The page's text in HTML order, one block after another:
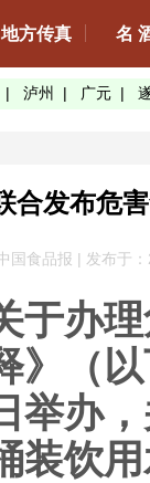
地方传真 名
| 泸州 | 广元 |
合发布危
国食品报 | 发布于
于办
》（
举办
装饮